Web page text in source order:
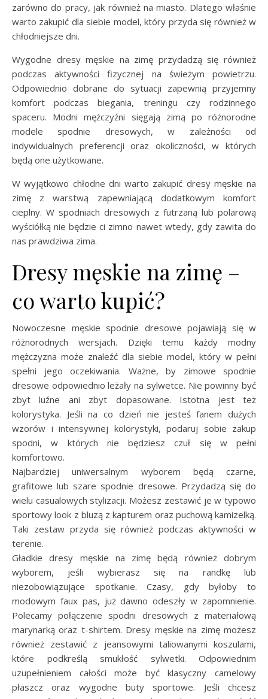
zarówno do pracy, jak również na miasto. Dlatego właśnie
warto zakupić dla siebie model, który przyda się również w
chłodniejsze dni.
Wygodne dresy męskie na zimę przydadzą się również
podczas aktywności fizycznej na świeżym powietrzu.
Odpowiednio dobrane do sytuacji zapewnią przyjemny
komfort podczas biegania, treningu czy rodzinnego
spaceru. Modni mężczyźni sięgają zimą po różnorodne
modele spodnie dresowych, w zależności od
indywidualnych preferencji oraz okoliczności, w których
będą one użytkowane.
W wyjątkowo chłodne dni warto zakupić dresy męskie na
zimę z warstwą zapewniającą dodatkowym komfort
cieplny. W spodniach dresowych z futrzaną lub polarową
wyściółką nie będzie ci zimno nawet wtedy, gdy zawita do
nas prawdziwa zima.
Dresy męskie na zimę –
co warto kupić?
Nowoczesne męskie spodnie dresowe pojawiają się w
różnorodnych wersjach. Dzięki temu każdy modny
mężczyzna może znaleźć dla siebie model, który w pełni
spełni jego oczekiwania. Ważne, by zimowe spodnie
dresowe odpowiednio leżały na sylwetce. Nie powinny być
zbyt luźne ani zbyt dopasowane. Istotna jest też
kolorystyka. Jeśli na co dzień nie jesteś fanem dużych
wzorów i intensywnej kolorystyki, podaruj sobie zakup
spodni, w których nie będziesz czuł się w pełni
komfortowo.
Najbardziej uniwersalnym wyborem będą czarne,
grafitowe lub szare spodnie dresowe. Przydadzą się do
wielu casualowych stylizacji. Możesz zestawić je w typowo
sportowy look z bluzą z kapturem oraz puchową kamizelką.
Taki zestaw przyda się również podczas aktywności w
terenie.
Gładkie dresy męskie na zimę będą również dobrym
wyborem, jeśli wybierasz się na randkę lub
niezobowiązujące spotkanie. Czasy, gdy byłoby to
modowym faux pas, już dawno odeszły w zapomnienie.
Polecamy połączenie spodni dresowych z materiałową
marynarką oraz t-shirtem. Dresy męskie na zimę możesz
również zestawić z jeansowymi taliowanymi koszulami,
które podkreślą smukłość sylwetki. Odpowiednim
uzupełnieniem całości może być klasyczny camelowy
płaszcz oraz wygodne buty sportowe. Jeśli chcesz